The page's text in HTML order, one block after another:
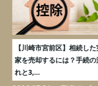
【川崎市宮前区】相続した
家を売却するには？手続の
れと3,...